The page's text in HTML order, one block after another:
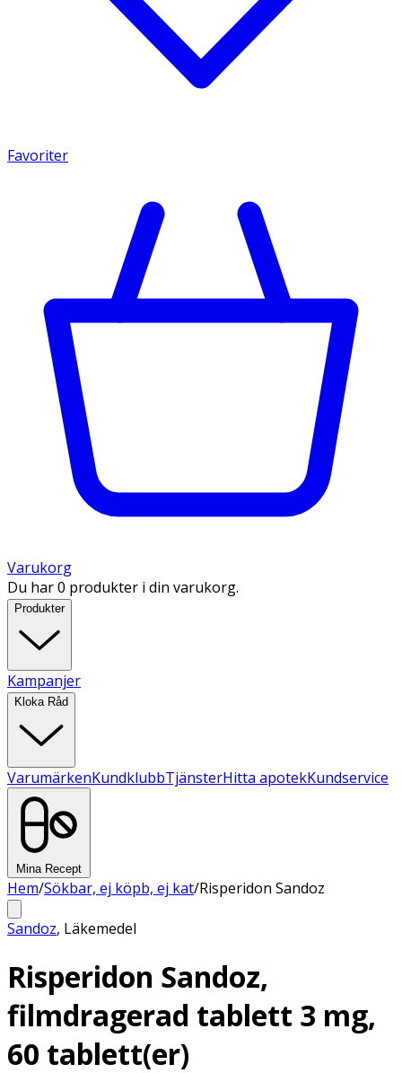
Favoriter
Varukorg
Du har 0 produkter i din varukorg.
Produkter
Kampanjer
Kloka Råd
VarumärkenKundklubbTjänsterHitta apotekKundservice
Mina Recept
Hem/Sökbar, ej köpb, ej kat/Risperidon Sandoz
Sandoz, Läkemedel
Risperidon Sandoz,
filmdragerad tablett 3 mg,
60 tablett(er)